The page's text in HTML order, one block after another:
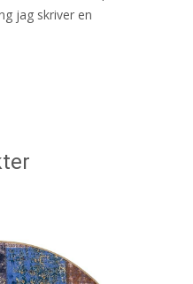
jag skriver en